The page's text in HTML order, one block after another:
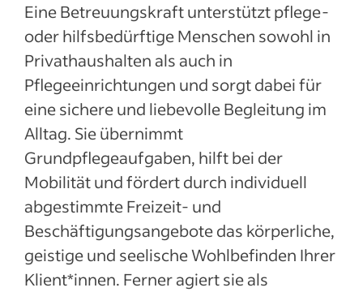
Eine Betreuungskraft unterstützt pflege-
oder hilfsbedürftige Menschen sowohl in
Privathaushalten als auch in
Pflegeeinrichtungen und sorgt dabei für
eine sichere und liebevolle Begleitung im
Alltag. Sie übernimmt
Grundpflegeaufgaben, hilft bei der
Mobilität und fördert durch individuell
abgestimmte Freizeit- und
Beschäftigungsangebote das körperliche,
geistige und seelische Wohlbefinden Ihrer
Klient*innen. Ferner agiert sie als